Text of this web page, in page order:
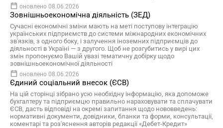
оновлено 08.06.2026
Зовнішньоекономічна діяльність (ЗЕД)
Сучасні економічні зміни мають на меті поступову інтеграцію
українських підприємств до системи міжнародних економічних
зв'язків, з одного боку, і залучення іноземних підприємців до
діяльності в Україні — з другого. Щоб не розгубитись у вирі цих
змін пропонуємо Вашій увазі тематичну добірку щодо
зовнішньоекономічної діяльності
оновлено 08.06.2026
Єдиний соціальний внесок (ЄСВ)
На цій сторінці зібрано усю необхідну інформацію, яка допоможе
бухгалтеру та підприємцю правильно нараховувати та сплачувати
ЄСВ, дасть відповіді на окремі запитання щодо нововведень:
нормативні документи, довідники, бланки та форми, консультації,
коментарі та роз'яснення авторів редакції «Дебет-Кредит»